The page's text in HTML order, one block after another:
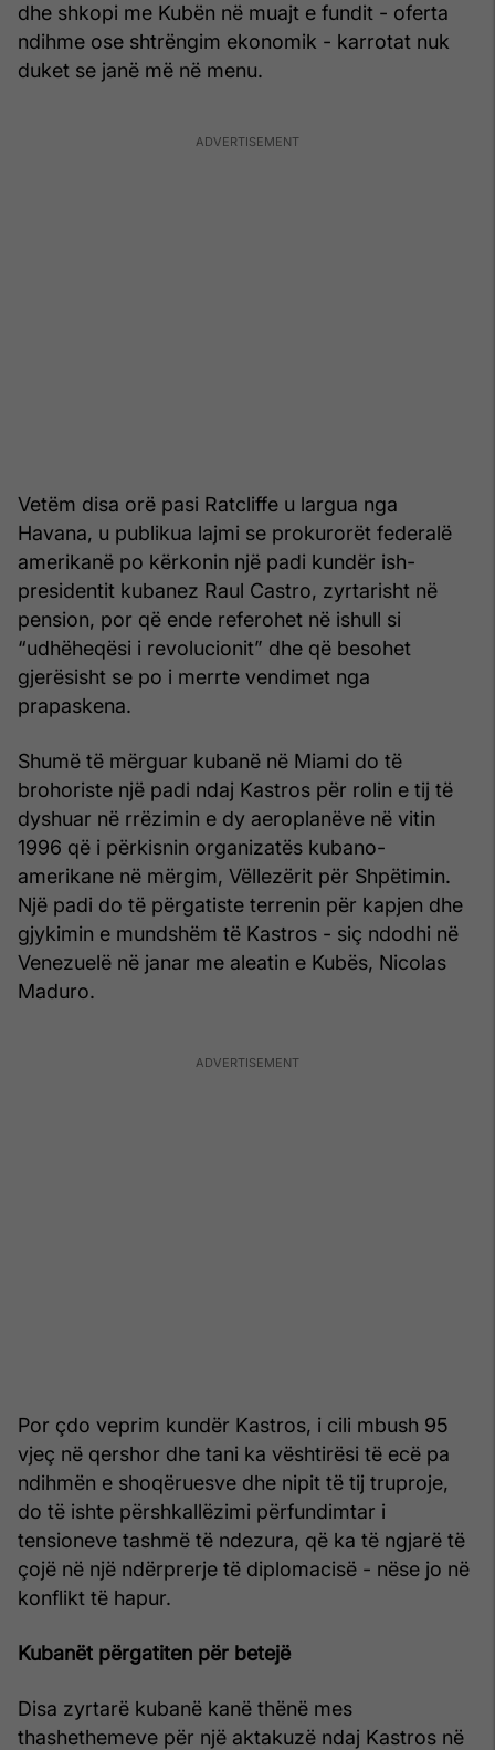
dhe shkopi me Kubën në muajt e fundit - oferta
ndihme ose shtrëngim ekonomik - karrotat nuk
duket se janë më në menu.
Vetëm disa orë pasi Ratcliffe u largua nga
Havana, u publikua lajmi se prokurorët federalë
amerikanë po kërkonin një padi kundër ish-
presidentit kubanez Raul Castro, zyrtarisht në
pension, por që ende referohet në ishull si
“udhëheqësi i revolucionit” dhe që besohet
gjerësisht se po i merrte vendimet nga
prapaskena.
Shumë të mërguar kubanë në Miami do të
brohoriste një padi ndaj Kastros për rolin e tij të
dyshuar në rrëzimin e dy aeroplanëve në vitin
1996 që i përkisnin organizatës kubano-
amerikane në mërgim, Vëllezërit për Shpëtimin.
Një padi do të përgatiste terrenin për kapjen dhe
gjykimin e mundshëm të Kastros - siç ndodhi në
Venezuelë në janar me aleatin e Kubës, Nicolas
Maduro.
Por çdo veprim kundër Kastros, i cili mbush 95
vjeç në qershor dhe tani ka vështirësi të ecë pa
ndihmën e shoqëruesve dhe nipit të tij truproje,
do të ishte përshkallëzimi përfundimtar i
tensioneve tashmë të ndezura, që ka të ngjarë të
çojë në një ndërprerje të diplomacisë - nëse jo në
konflikt të hapur.
Kubanët përgatiten për betejë
Disa zyrtarë kubanë kanë thënë mes
thashethemeve për një aktakuzë ndaj Kastros në